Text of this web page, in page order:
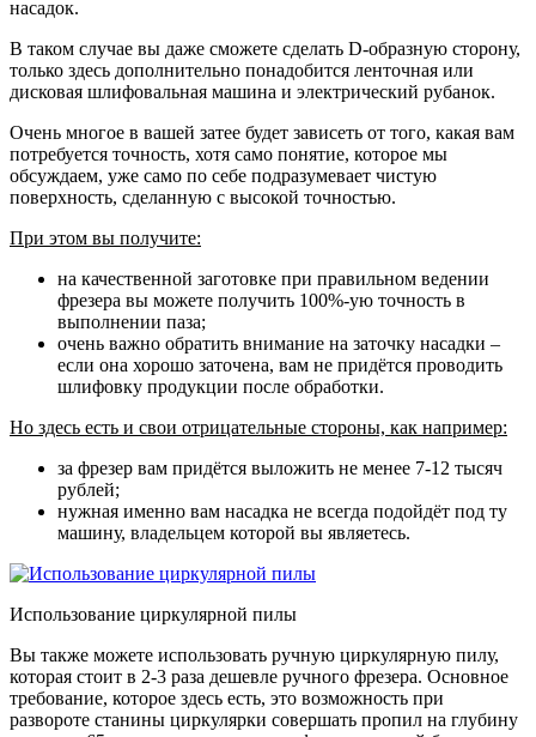
насадок.
В таком случае вы даже сможете сделать D-образную сторону,
только здесь дополнительно понадобится ленточная или
дисковая шлифовальная машина и электрический рубанок.
Очень многое в вашей затее будет зависеть от того, какая вам
потребуется точность, хотя само понятие, которое мы
обсуждаем, уже само по себе подразумевает чистую
поверхность, сделанную с высокой точностью.
При этом вы получите:
на качественной заготовке при правильном ведении
фрезера вы можете получить 100%-ую точность в
выполнении паза;
очень важно обратить внимание на заточку насадки –
если она хорошо заточена, вам не придётся проводить
шлифовку продукции после обработки.
Но здесь есть и свои отрицательные стороны, как например:
за фрезер вам придётся выложить не менее 7-12 тысяч
рублей;
нужная именно вам насадка не всегда подойдёт под ту
машину, владельцем которой вы являетесь.
Использование циркулярной пилы
Вы также можете использовать ручную циркулярную пилу,
которая стоит в 2-3 раза дешевле ручного фрезера. Основное
требование, которое здесь есть, это возможность при
развороте станины циркулярки совершать пропил на глубину